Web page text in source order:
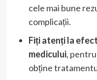
cele mai bune
complicații.
Fiți atenți la
medicului,
obține